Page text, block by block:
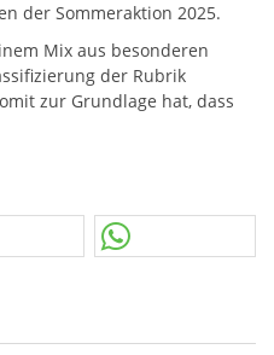
der Sommeraktion 2025.
Mix aus besonderen
der Rubrik
zur Grundlage hat, dass
Das beschreibt Artikel die
die Ergänzung und
Beutel noch an Platz hatte.